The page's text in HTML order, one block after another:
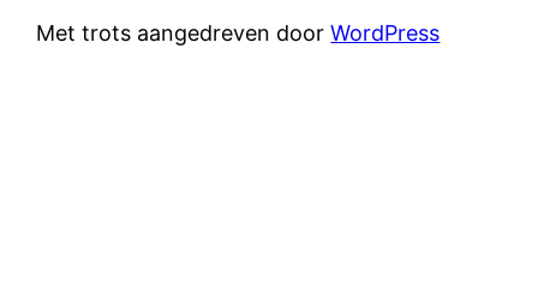
Met trots aangedreven doorWordPress